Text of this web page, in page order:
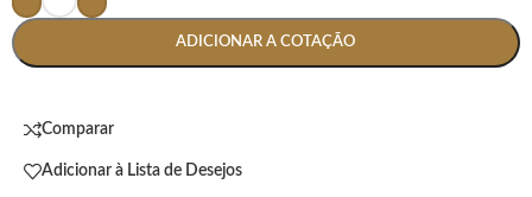
ADICIONAR A COTAÇÃO
Comparar
Adicionar à Lista de Desejos